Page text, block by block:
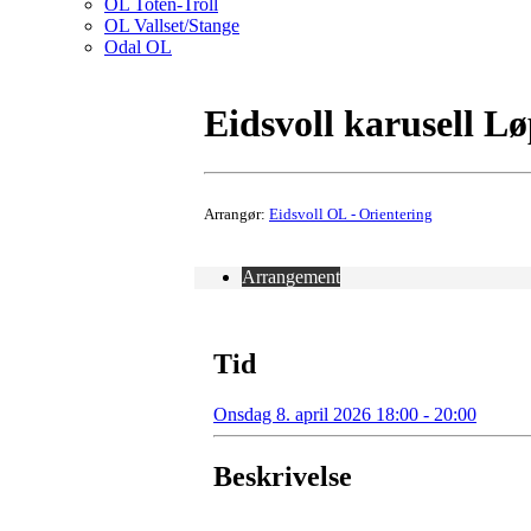
OL Toten-Troll
OL Vallset/Stange
Odal OL
Eidsvoll karusell
Arrangør: Eidsvoll OL - Orientering
Arrangement
Tid
Onsdag 8. april 2026 18:00 - 20:00
Beskrivelse